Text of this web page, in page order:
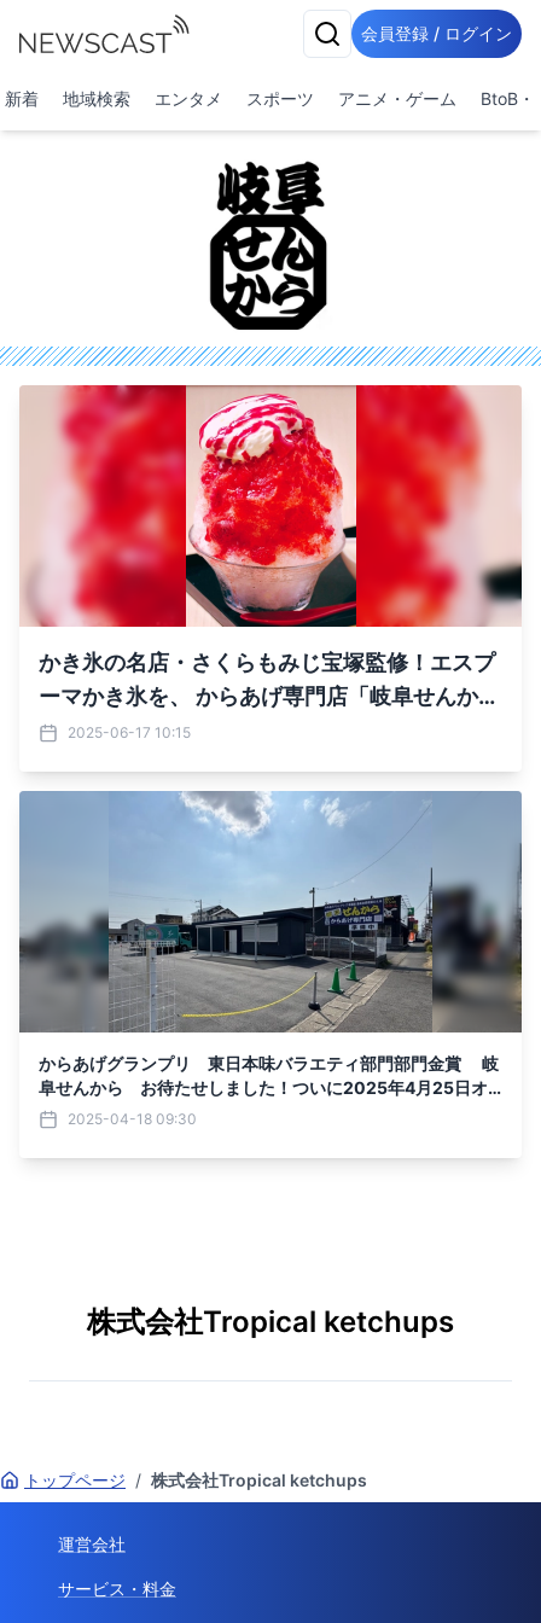
会員登録 / ログイン
新着 地域検索 エンタメ スポーツ アニメ・ゲーム BtoB・
かき氷の名店・さくらもみじ宝塚監修！エスプ
ーマかき氷を、 からあげ専門店「岐阜せんか
ら」で7月4日に販売開始
2025-06-17 10:15
からあげグランプリ 東日本味バラエティ部門部門金賞 岐
阜せんから お待たせしました！ついに2025年4月25日オ
ープン2025-04-18 09:30
株式会社Tropical ketchups
トップページ / 株式会社Tropical ketchups
運営会社
サービス・料金